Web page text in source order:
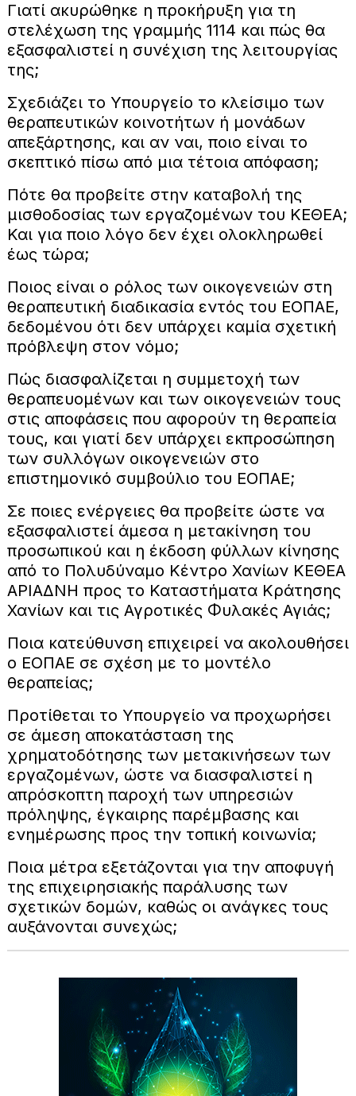
Γιατί ακυρώθηκε η προκήρυξη για τη
στελέχωση της γραμμής 1114 και πώς θα
εξασφαλιστεί η συνέχιση της λειτουργίας
της;
Σχεδιάζει το Υπουργείο το κλείσιμο των
θεραπευτικών κοινοτήτων ή μονάδων
απεξάρτησης, και αν ναι, ποιο είναι το
σκεπτικό πίσω από μια τέτοια απόφαση;
Πότε θα προβείτε στην καταβολή της
μισθοδοσίας των εργαζομένων του ΚΕΘΕΑ;
Και για ποιο λόγο δεν έχει ολοκληρωθεί
έως τώρα;
Ποιος είναι ο ρόλος των οικογενειών στη
θεραπευτική διαδικασία εντός του ΕΟΠΑΕ,
δεδομένου ότι δεν υπάρχει καμία σχετική
πρόβλεψη στον νόμο;
Πώς διασφαλίζεται η συμμετοχή των
θεραπευομένων και των οικογενειών τους
στις αποφάσεις που αφορούν τη θεραπεία
τους, και γιατί δεν υπάρχει εκπροσώπηση
των συλλόγων οικογενειών στο
επιστημονικό συμβούλιο του ΕΟΠΑΕ;
Σε ποιες ενέργειες θα προβείτε ώστε να
εξασφαλιστεί άμεσα η μετακίνηση του
προσωπικού και η έκδοση φύλλων κίνησης
από το Πολυδύναμο Κέντρο Χανίων ΚΕΘΕΑ
ΑΡΙΑΔΝΗ προς το Καταστήματα Κράτησης
Χανίων και τις Αγροτικές Φυλακές Αγιάς;
Ποια κατεύθυνση επιχειρεί να ακολουθήσει
ο ΕΟΠΑΕ σε σχέση με το μοντέλο
θεραπείας;
Προτίθεται το Υπουργείο να προχωρήσει
σε άμεση αποκατάσταση της
χρηματοδότησης των μετακινήσεων των
εργαζομένων, ώστε να διασφαλιστεί η
απρόσκοπτη παροχή των υπηρεσιών
πρόληψης, έγκαιρης παρέμβασης και
ενημέρωσης προς την τοπική κοινωνία;
Ποια μέτρα εξετάζονται για την αποφυγή
της επιχειρησιακής παράλυσης των
σχετικών δομών, καθώς οι ανάγκες τους
αυξάνονται συνεχώς;